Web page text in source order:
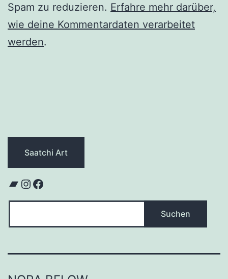
Spam zu reduzieren. Erfahre mehr darüber,
wie deine Kommentardaten verarbeitet
werden.
Saatchi Art
Bandcamp
Instagram
Facebook
Suchen